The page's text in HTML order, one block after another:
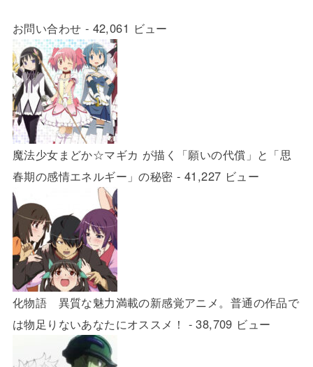
お問い合わせ - 42,061 ビュー
魔法少女まどか☆マギカ が描く「願いの代償」と「思
春期の感情エネルギー」の秘密 - 41,227 ビュー
化物語 異質な魅力満載の新感覚アニメ。普通の作品で
は物足りないあなたにオススメ！ - 38,709 ビュー